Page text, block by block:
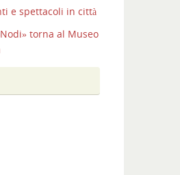
e spettacoli in città
torna al Museo